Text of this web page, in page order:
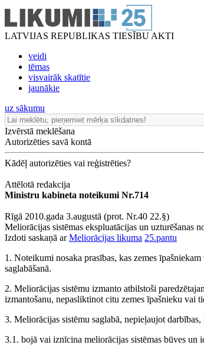
LATVIJAS REPUBLIKAS TIESĪBU AKTI
veidi
tēmas
visvairāk skatītie
jaunākie
uz sākumu
Izvērstā meklēšana
Autorizēties savā kontā
Kādēļ autorizēties vai reģistrēties?
Attēlotā redakcija
Ministru kabineta noteikumi Nr.714
Rīgā 2010.gada 3.augustā (prot. Nr.40 22.§)
Meliorācijas sistēmas ekspluatācijas un uzturēšanas
Izdoti saskaņā arMeliorācijas likuma 25.pantu
1. Noteikumi nosaka prasības, kas zemes
saglabāšanā.
2. Meliorācijas sistēmu izmanto atbilstoši
izmantošanu, nepasliktinot citu zemes īpašnieku vai
3. Meliorācijas sistēmu saglabā, nepieļaujot darbības,
3.1. bojā vai iznīcina meliorācijas sistēmas būves un